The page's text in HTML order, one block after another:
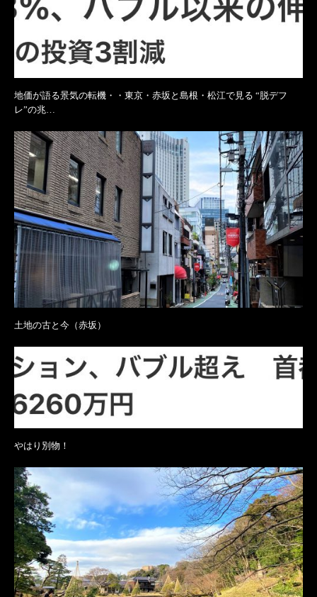
地価が語る景気の転機・・東京・赤坂と島根・松江で見る “脱デフ
レ”の兆…
土地の古と今（赤坂）
やはり別物！